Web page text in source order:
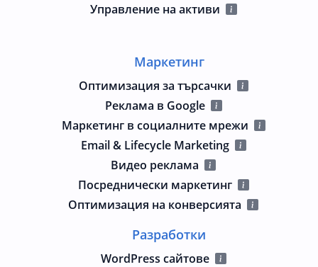
Управление на активи
Маркетинг
Оптимизация за търсачки
Реклама в Google
Маркетинг в социалните мрежи
Email & Lifecycle Marketing
Видео реклама
Посреднически маркетинг
Оптимизация на конверсията
Разработки
WordPress сайтове